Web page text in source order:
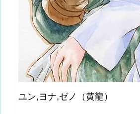
ユン,ヨナ,ゼノ（黄龍）